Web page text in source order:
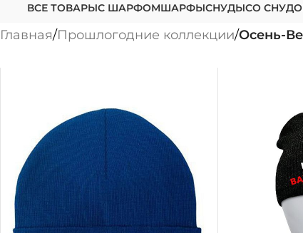
ВСЕ ТОВАРЫС ШАРФОМШАРФЫСНУДЫСО
Главная/Прошлогодние коллекции/Осень-